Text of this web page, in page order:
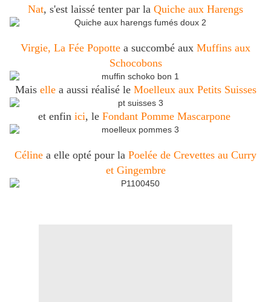
Nat, s'est laissé tenter par la Quiche aux Harengs
Virgie, La Fée Popotte a succombé aux Muffins aux
Schocobons
Mais elle a aussi réalisé le Moelleux aux Petits Suisses
et enfin ici, le Fondant Pomme Mascarpone
Céline a elle opté pour la Poelée de Crevettes au Curry
et Gingembre